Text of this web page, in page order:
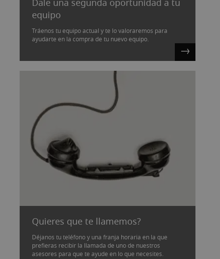
Dale una segunda oportunidad a tu
equipo
Tráenos tu equipo actual y te lo valoraremos para
ayudarte en la compra de tu nuevo equipo.
Quieres que te llamemos?
Déjanos tu teléfono y una franja horaria en la que
prefieras recibir la llamada de uno de nuestros
asesores para que te ayude en lo que necesites.